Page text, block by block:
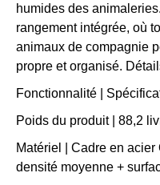
humides des
rangement intégrée, où
animaux de compagnie
propre et organisé.
Fonctionnalité |
Poids du produit | 88,2
Matériel | Cadre en
densité moyenne +